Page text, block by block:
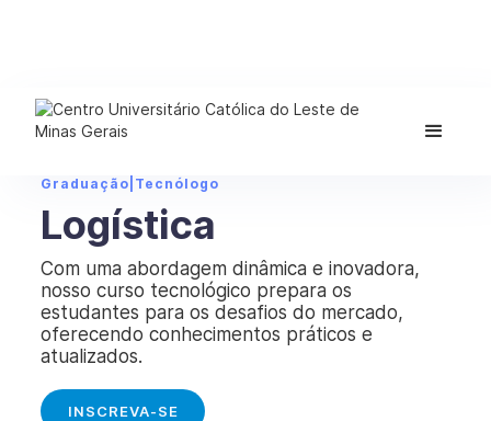
Graduação Tecnólogo
Logística
Com uma abordagem dinâmica e inovadora,
nosso curso tecnológico prepara os
estudantes para os desafios do mercado,
oferecendo conhecimentos práticos e
atualizados.
INSCREVA-SE